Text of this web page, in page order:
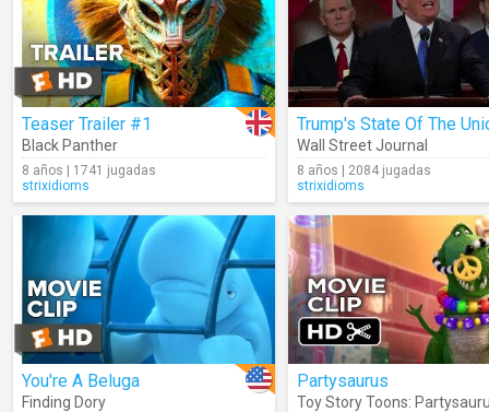
Teaser Trailer #1
Black Panther
8 años | 1741 jugadas
strixidioms
Wall Street Journal
8 años | 2084 jugadas
strixidioms
You're A Beluga
Finding Dory
Partysaurus
Toy Story Toons: